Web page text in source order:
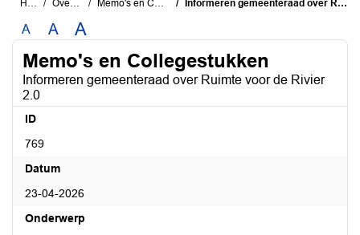
Home Overzichten Memo's en Collegestukken Informeren gemeenteraad over Ruimte voor de Rivier 2.0
A A A
Memo's en Collegestukken
Informeren gemeenteraad over Ruimte voor de Rivier
2.0
ID
769
Datum
23-04-2026
Onderwerp